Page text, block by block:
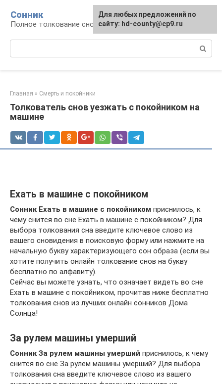
контенту
Сонник
Полное толкование снов
Главная » Смерть и покойники
Толкователь снов уезжать с покойником на
машине
Ехать в машине с покойником
Сонник Ехать в машине с покойником приснилось, к
чему снится во сне Ехать в машине с покойником? Для
выбора толкования сна введите ключевое слово из
вашего сновидения в поисковую форму или нажмите на
начальную букву характеризующего сон образа (если вы
хотите получить онлайн толкование снов на букву
бесплатно по алфавиту).
Сейчас вы можете узнать, что означает видеть во сне
Ехать в машине с покойником, прочитав ниже бесплатно
толкования снов из лучших онлайн сонников Дома
Солнца!
За рулем машины умерший
Сонник За рулем машины умерший приснилось, к чему
снится во сне За рулем машины умерший? Для выбора
толкования сна введите ключевое слово из вашего
Для любых предложений по
сайту: hd-county@cp9.ru